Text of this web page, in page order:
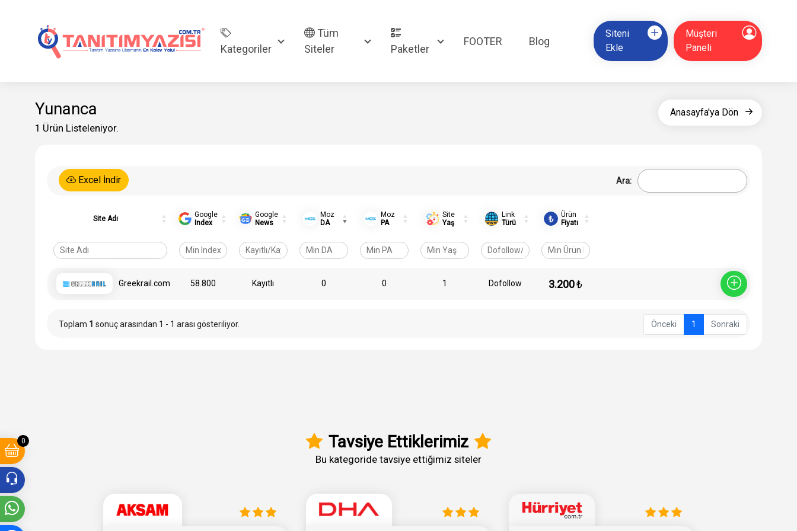
Kategoriler
Tüm
Siteler
Paketler
FOOTER Blog
Siteni
Ekle
Müşteri
Paneli
0
Yunanca
1 Ürün Listeleniyor.
Anasayfa'ya Dön
Excel İndir Ara:
Site Adı
Google
Index
Google
News
Moz
DA
Moz
PA
Site
Yaş
Link
Türü
Ürün
Fiyatı
Greekrail.com 58.800 Kayıtlı 0 0 1 Dofollow 3.200₺
Toplam 1 sonuç arasından 1 - 1 arası gösteriliyor. Önceki 1 Sonraki
Tavsiye Ettiklerimiz
Bu kategoride tavsiye ettiğimiz siteler